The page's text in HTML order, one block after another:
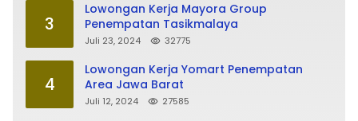
3
Lowongan Kerja Mayora Group
Penempatan Tasikmalaya
Juli 23, 2024 32775
4
Lowongan Kerja Yomart Penempatan
Area Jawa Barat
Juli 12, 2024 27585